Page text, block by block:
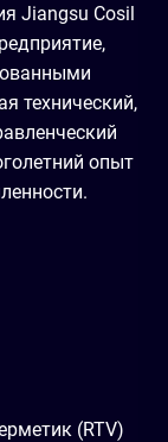
Jiangsu Cosil
технический,
опыт
(RTV)